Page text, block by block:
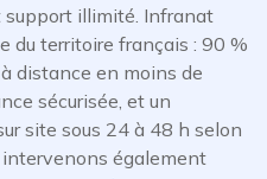
support illimité. Infranat
du territoire français : 90 %
distance en moins de
sécurisée, et un
site sous 24 à 48 h selon
également